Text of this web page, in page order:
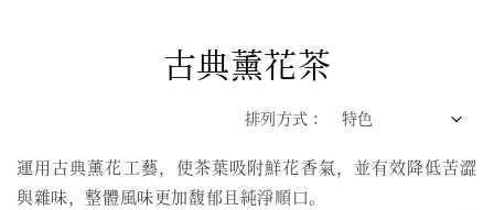
古典薰花茶
排列方式 :
運用古典薰花工藝，使茶葉吸附鮮花香氣，並有效降低苦澀
與雜味，整體風味更加馥郁且純淨順口。